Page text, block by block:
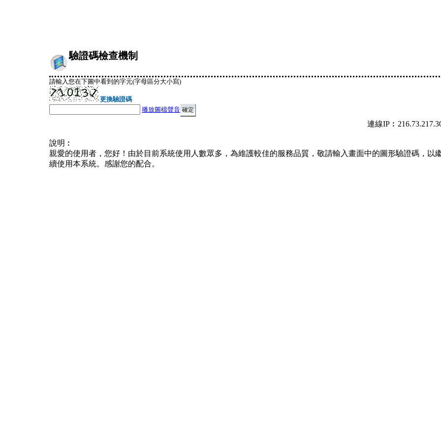
驗證碼檢查機制
請輸入您在下圖中看到的字元(字母區分大小寫)
更換驗證碼
播放圖檔聲音
連線
說明︰
親愛的使用者，您好！由於目前系統使用人數眾多，為維護較佳的服務品質，敬請輸入畫面中的圖形驗證碼，以
續使用本系統。感謝您的配合。